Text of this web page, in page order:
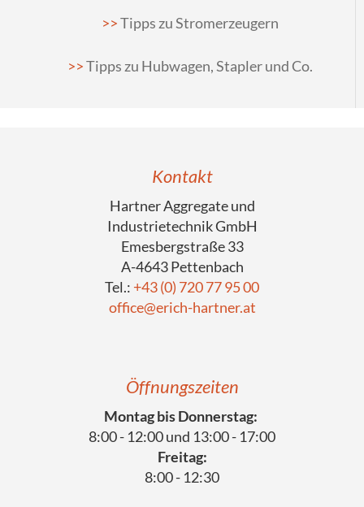
Tipps zu Stromerzeugern
Tipps zu Hubwagen, Stapler und Co.
Kontakt
Hartner Aggregate und
Industrietechnik GmbH
Emesbergstraße 33
A-4643 Pettenbach
Tel.: +43 (0) 720 77 95 00
office@erich-hartner.at
Öffnungszeiten
Montag bis Donnerstag:
8:00 - 12:00 und 13:00 - 17:00
Freitag:
8:00 - 12:30